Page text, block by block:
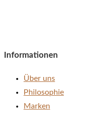
Informationen
Über uns
Philosophie
Marken